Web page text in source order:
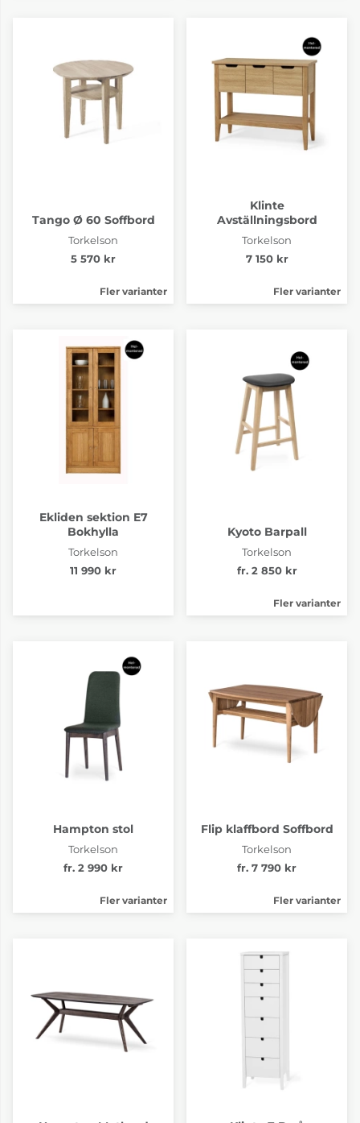
Tango Ø 60 Soffbord
Torkelson
5 570 kr
Fler varianter
Klinte
Avställningsbord
Torkelson
7 150 kr
Fler varianter
Ekliden sektion E7
Bokhylla
Torkelson
11 990 kr
Kyoto Barpall
Torkelson
fr. 2 850 kr
Fler varianter
Hampton stol
Torkelson
fr. 2 990 kr
Fler varianter
Flip klaffbord Soffbord
Torkelson
fr. 7 790 kr
Fler varianter